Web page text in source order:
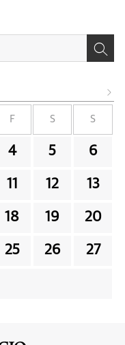
F S S
4 5 6
11 12 13
18 19 20
25 26 27